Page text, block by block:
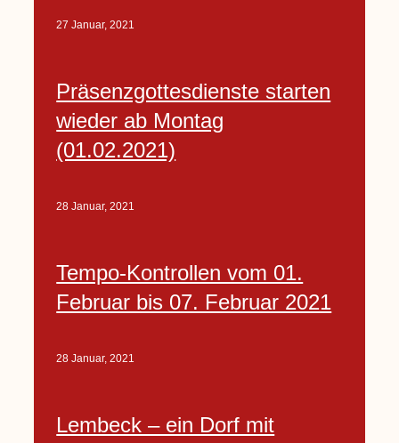
27 Januar, 2021
Präsenzgottesdienste starten
wieder ab Montag
(01.02.2021)
28 Januar, 2021
Tempo-Kontrollen vom 01.
Februar bis 07. Februar 2021
28 Januar, 2021
Lembeck – ein Dorf mit